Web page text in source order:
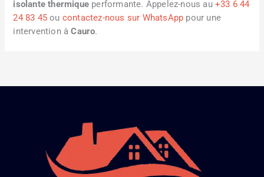
isolante thermique performante. Appelez-nous au+33 6 44
24 83 45 ou contactez-nous sur WhatsApp pour une
intervention àCauro.